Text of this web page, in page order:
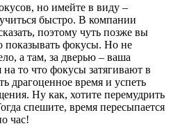
но имейте в виду –
быстро. В компании
поэтому чуть позже вы
показывать фокусы. Но не
а там, за дверью – ваша
то что фокусы затягивают в
драгоценное время и успеть
Ну как, хотите перемудрить
спешите, время пересыпается
час!